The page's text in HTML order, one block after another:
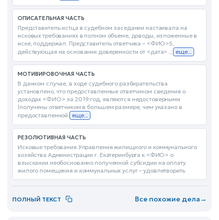
ОПИСАТЕЛЬНАЯ ЧАСТЬ
Представитель истца в судебном заседании настаивала на
исковых требованиях в полном объеме, доводы, изложенные в
иске, поддержал. Представитель ответчика – <ФИО>5,
действующая на основании доверенности от <дата>..; еще...
МОТИВИРОВОЧНАЯ ЧАСТЬ
В данном случае, в ходе судебного разбирательства
установлено, что предоставленные ответчиком сведения о
доходах <ФИО> за 2019 год, являются недостоверными
(получены ответчиком в большем размере, чем указано в
предоставленной еще...
РЕЗОЛЮТИВНАЯ ЧАСТЬ
Исковые требования Управления жилищного и коммунального
хозяйства Администрации г. Екатеринбурга к <ФИО> о
взыскании необоснованно полученной субсидии на оплату
жилого помещения и коммунальных услуг – удовлетворить
ПОЛНЫЙ ТЕКСТ Все похожие дела→